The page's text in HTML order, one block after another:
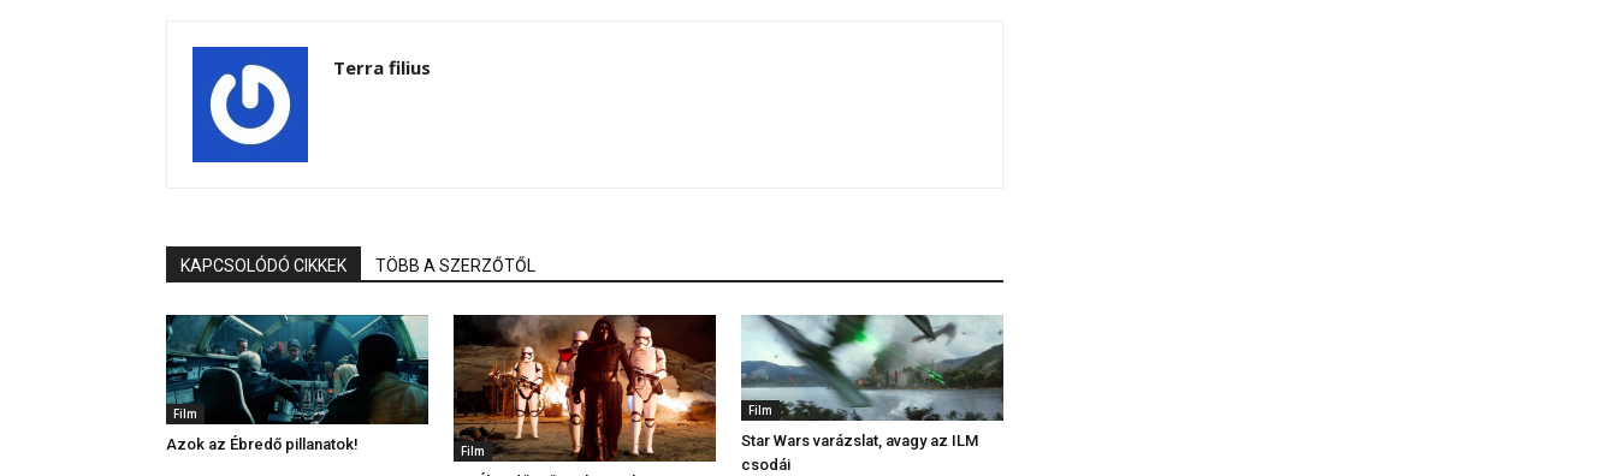
Terra filius
KAPCSOLÓDÓ CIKKEK TÖBB A SZERZŐTŐL
Film
Azok az Ébredő pillanatok! Film
Film
Star Wars varázslat, avagy az ILM
csodái